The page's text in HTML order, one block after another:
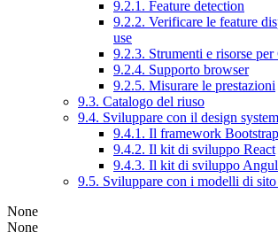
9.2.1. Feature detection
9.2.2. Verificare le feature
use
9.2.3. Strumenti e risorse per
9.2.4. Supporto browser
9.2.5. Misurare le prestazioni
9.3. Catalogo del riuso
9.4. Sviluppare con il design
9.4.1. Il framework
9.4.2. Il kit di sviluppo React
9.4.3. Il kit di sviluppo
9.5. Sviluppare con i modelli di sito
None
None